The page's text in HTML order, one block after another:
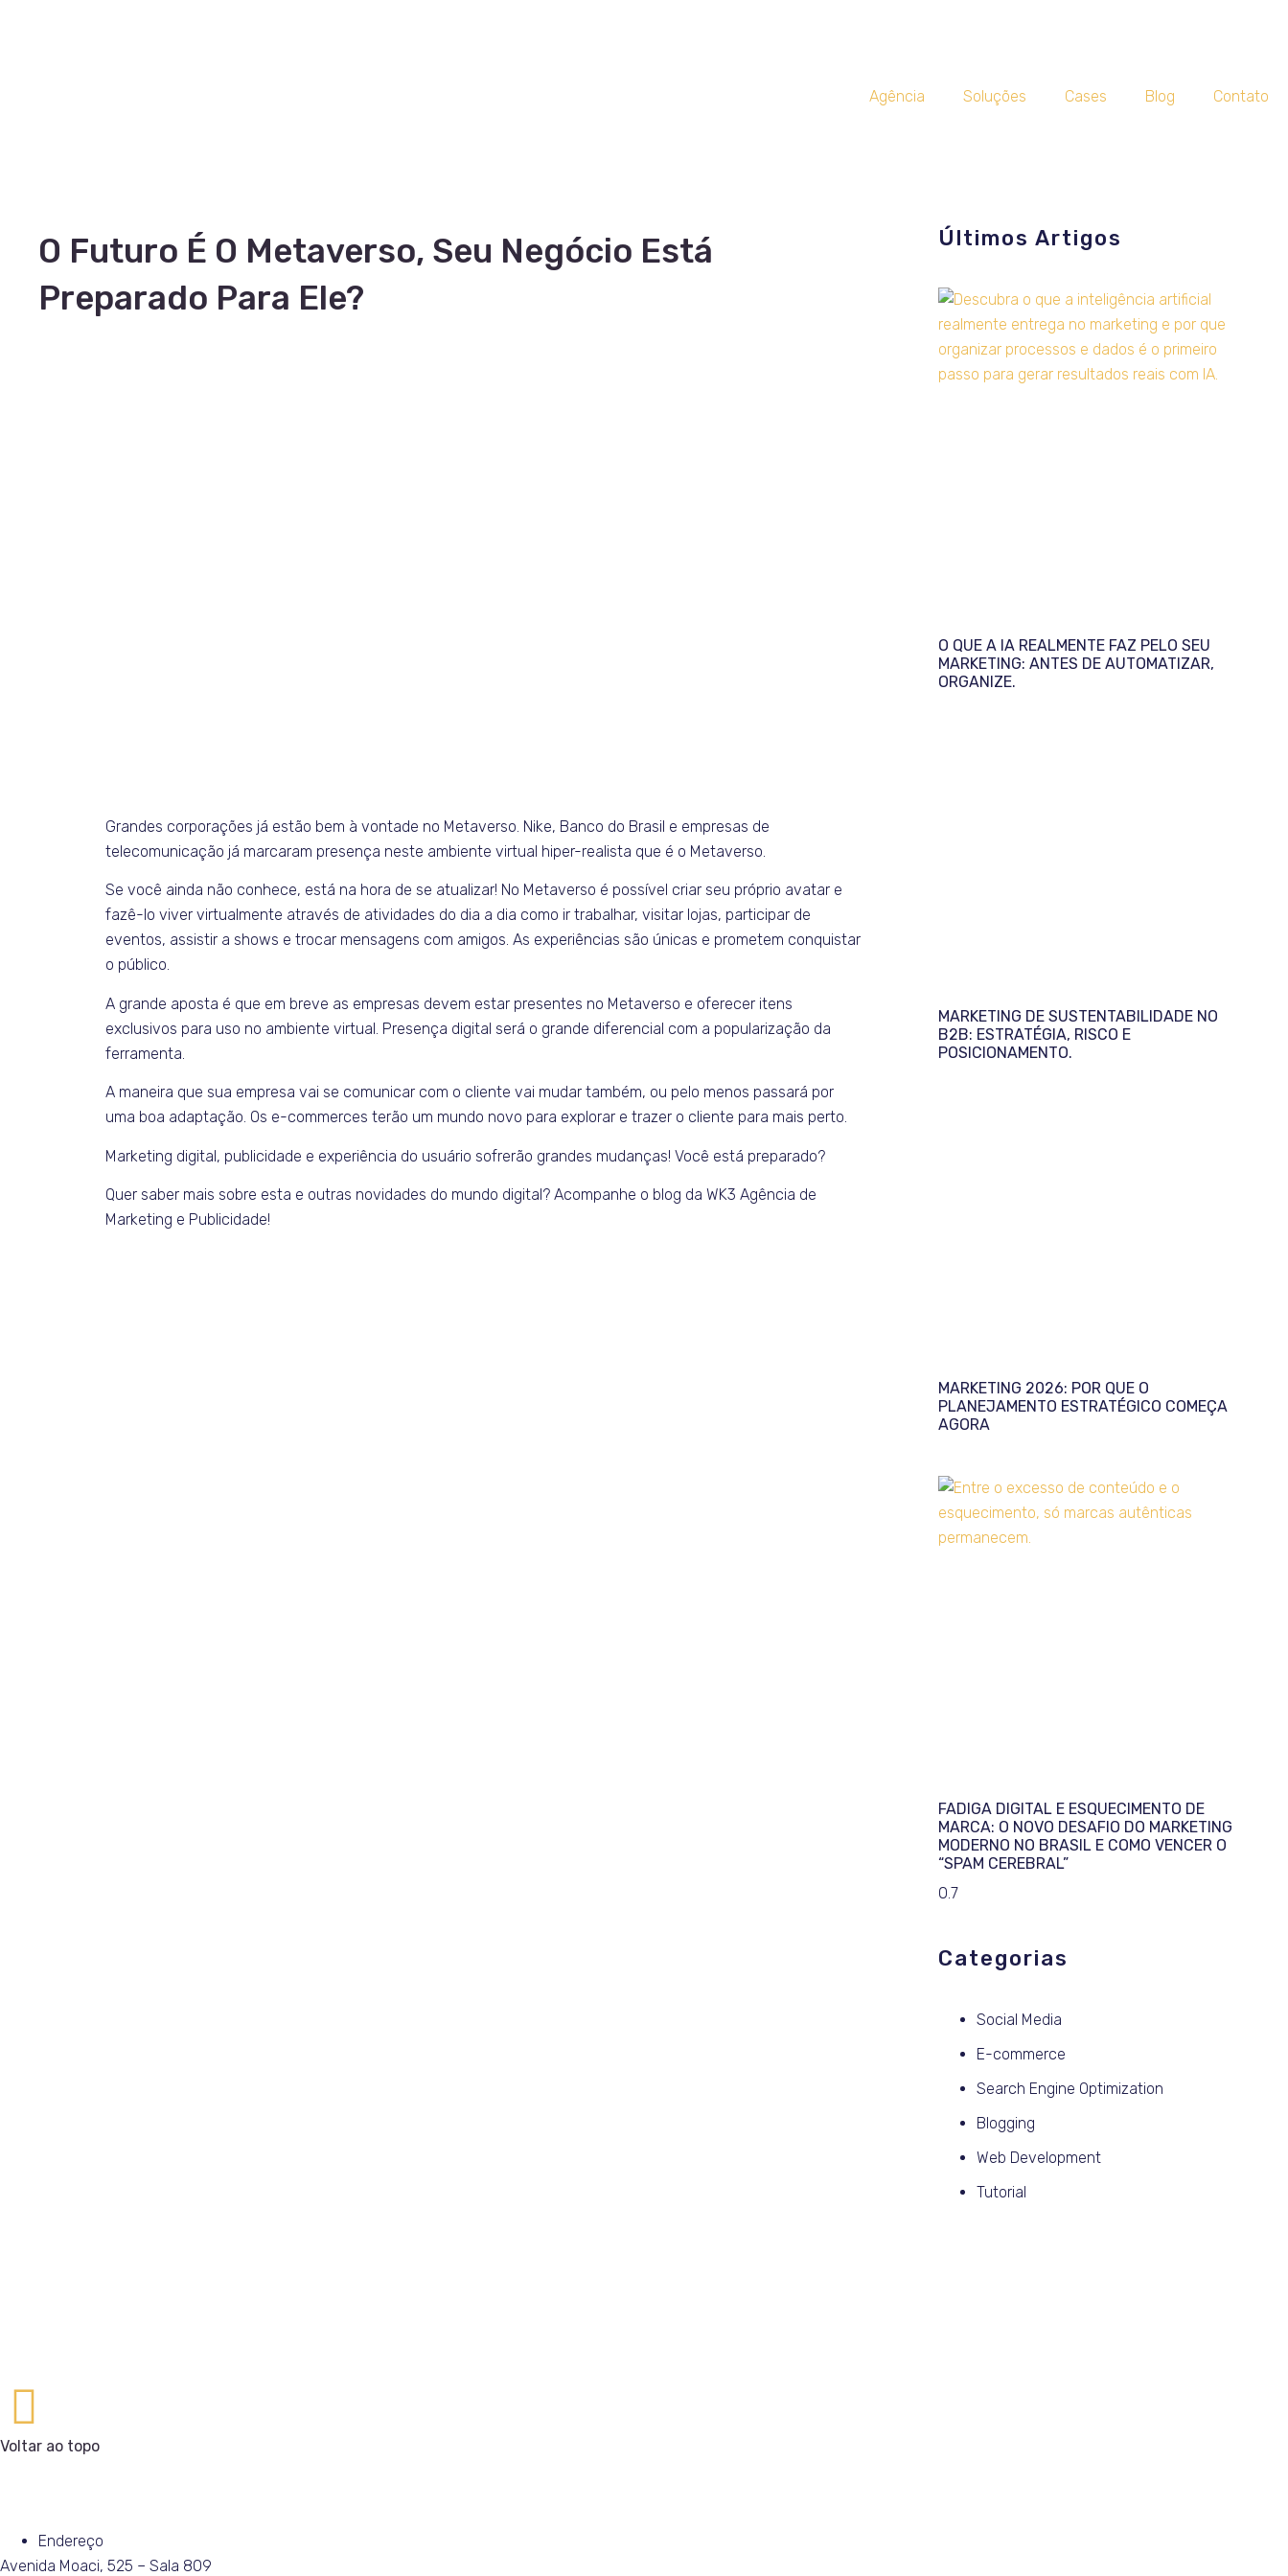
Agência Soluções Cases Blog Contato
O Futuro É O Metaverso, Seu Negócio Está
Preparado Para Ele?
Grandes corporações já estão bem à vontade no Metaverso. Nike, Banco do Brasil e empresas de
telecomunicação já marcaram presença neste ambiente virtual hiper-realista que é o Metaverso.
Se você ainda não conhece, está na hora de se atualizar! No Metaverso é possível criar seu próprio avatar e
fazê-lo viver virtualmente através de atividades do dia a dia como ir trabalhar, visitar lojas, participar de
eventos, assistir a shows e trocar mensagens com amigos. As experiências são únicas e prometem conquistar
o público.
A grande aposta é que em breve as empresas devem estar presentes no Metaverso e oferecer itens
exclusivos para uso no ambiente virtual. Presença digital será o grande diferencial com a popularização da
ferramenta.
A maneira que sua empresa vai se comunicar com o cliente vai mudar também, ou pelo menos passará por
uma boa adaptação. Os e-commerces terão um mundo novo para explorar e trazer o cliente para mais perto.
Marketing digital, publicidade e experiência do usuário sofrerão grandes mudanças! Você está preparado?
Quer saber mais sobre esta e outras novidades do mundo digital? Acompanhe o blog da WK3 Agência de
Marketing e Publicidade!
Últimos Artigos
O QUE A IA REALMENTE FAZ PELO SEU
MARKETING: ANTES DE AUTOMATIZAR,
ORGANIZE.
MARKETING DE SUSTENTABILIDADE NO
B2B: ESTRATÉGIA, RISCO E
POSICIONAMENTO.
MARKETING 2026: POR QUE O
PLANEJAMENTO ESTRATÉGICO COMEÇA
AGORA
FADIGA DIGITAL E ESQUECIMENTO DE
MARCA: O NOVO DESAFIO DO MARKETING
MODERNO NO BRASIL E COMO VENCER O
“SPAM CEREBRAL”
Categorias
Social Media
E-commerce
Search Engine Optimization
Blogging
Web Development
Tutorial
Voltar ao topo
Endereço
Avenida Moaci, 525 – Sala 809